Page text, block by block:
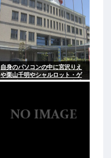
自身のパソコンの中に宮沢りえ
や栗山千明やシャルロット・ゲ
ンズブールを保存した男を逮捕